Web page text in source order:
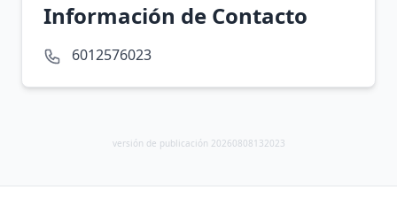
Información de Contacto
6012576023
versión de publicación 20260808132023